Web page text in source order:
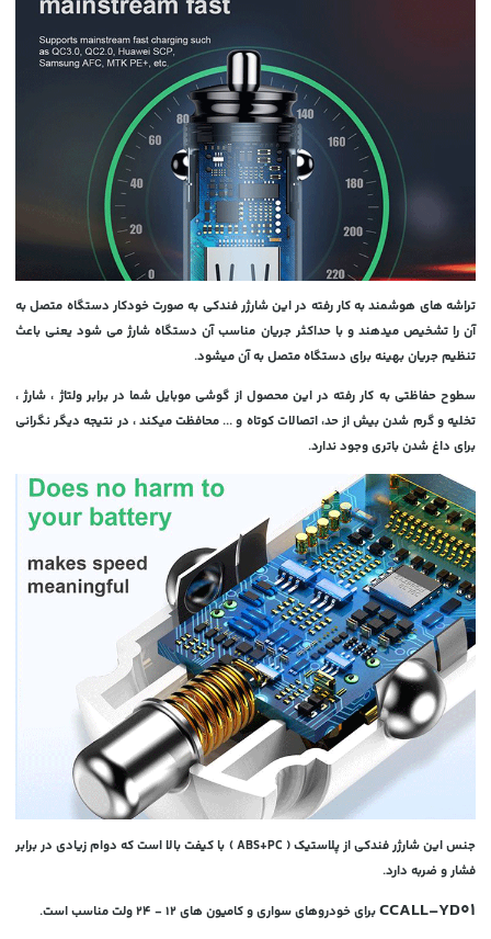
تراشه های هوشمند به کار رفته در این شارژر فندکی به صورت خودکار دستگاه متصل به
آن را تشخیص میدهند و با حداکثر جریان مناسب آن دستگاه شارژ می شود یعنی باعث
تنظیم جریان بهینه برای دستگاه متصل به آن میشود.
سطوح حفاظتی به کار رفته در این محصول از گوشی موبایل شما در برابر ولتاژ ، شارژ ،
تخلیه و گرم شدن بیش از حد، اتصالات کوتاه و ... محافظت میکند ، در نتیجه دیگر نگرانی
برای داغ شدن باتری وجود ندارد.
جنس این شارژر فندکی از پلاستیک ( ABS+PC ) با کیفت بالا است که دوام زیادی در برابر
فشار و ضربه دارد.
CCALL-YD01برای خودروهای سواری و کامیون های 12 - 24 ولت مناسب است.